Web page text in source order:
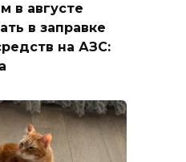
в августе
в заправке
на АЗС: